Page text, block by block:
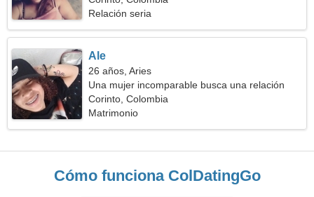
Relación seria
Ale
26 años, Aries
Una mujer incomparable busca una relación
Corinto, Colombia
Matrimonio
Cómo funciona ColDatingGo